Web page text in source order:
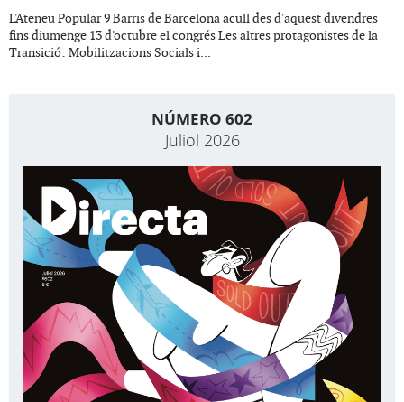
L'Ateneu Popular 9 Barris de Barcelona acull des d'aquest divendres
fins diumenge 13 d'octubre el congrés Les altres protagonistes de la
Transició: Mobilitzacions Socials i...
NÚMERO 602
Juliol 2026